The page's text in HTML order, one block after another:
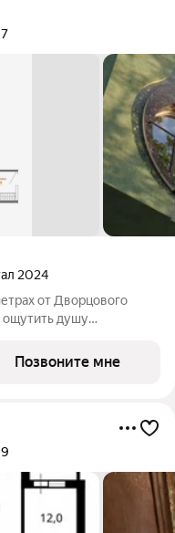
7
2024
от Дворцового
ощутить душу
и вы свободно
Monodom
Позвоните мне
9